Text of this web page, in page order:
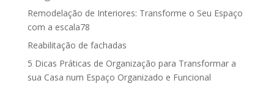
Remodelação de Interiores: Transforme o Seu Espaço
com a escala78
Reabilitação de fachadas
5 Dicas Práticas de Organização para Transformar a
sua Casa num Espaço Organizado e Funcional